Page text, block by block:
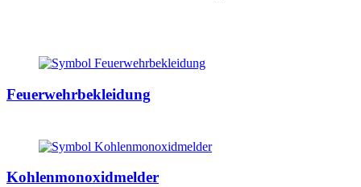
Feuerwehrbekleidung
Kohlenmonoxidmelder